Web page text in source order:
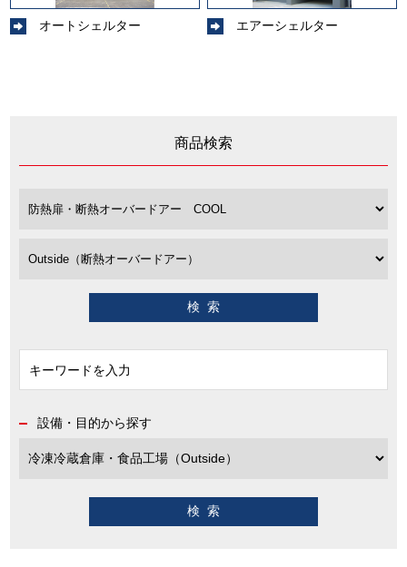
オートシェルター エアーシェルター
商品検索
設備・目的から探す